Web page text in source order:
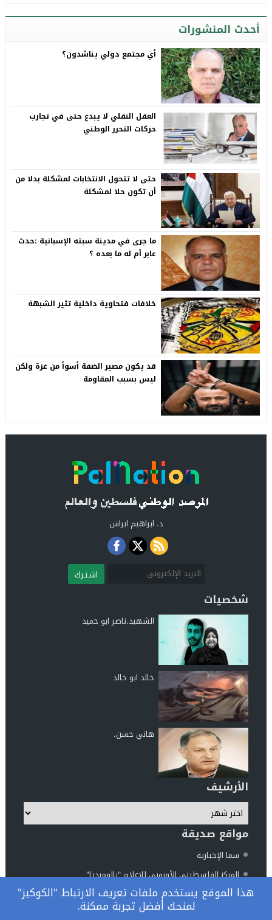
أحدث المنشورات
أي مجتمع دولي يناشدون؟
العقل النقلي لا يبدع حتى في تجارب
حركات التحرر الوطني
حتى لا تتحول الانتخابات لمشكلة بدلا من
أن تكون حلا لمشكلة
ما جرى في مدينة سبته الإسبانية :حدث
عابر أم له ما بعده ؟
خلافات فتحاوية داخلية تثير الشبهة
قد يكون مصير الضفة أسوأ من غزة ولكن
ليس بسبب المقاومة
د. ابراهيم ابراش
اشـتـرك
شخصيات
الشهيد.ناصر ابو حميد
خالد ابو خالد
هاني حسن.
الأرشيف
مواقع صديقة
سما الإخبارية
المركز الفلسطيني الأوروبي للإعلام "بالوميديا"
مركز الناطور للدراسات والأبحاث
هذا الموقع يستخدم ملفات تعريف الارتباط "الكوكيز"
لمنحك أفضل تجربة ممكنة.